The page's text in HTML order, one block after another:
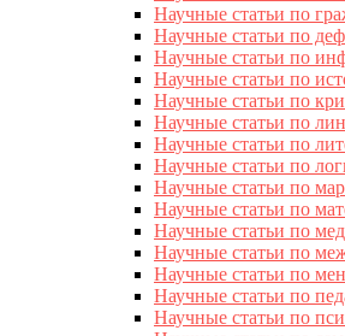
Научные статьи по
Научные статьи по
Научные статьи по
Научные статьи по
Научные статьи по
Научные статьи по
Научные статьи по
Научные статьи по
Научные статьи по
Научные статьи по
Научные статьи по
Научные статьи по
Научные статьи по
Научные статьи по
Научные статьи по